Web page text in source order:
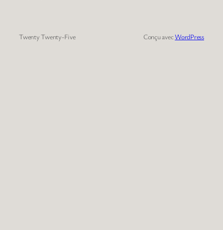
Twenty Twenty-Five Conçu avecWordPress